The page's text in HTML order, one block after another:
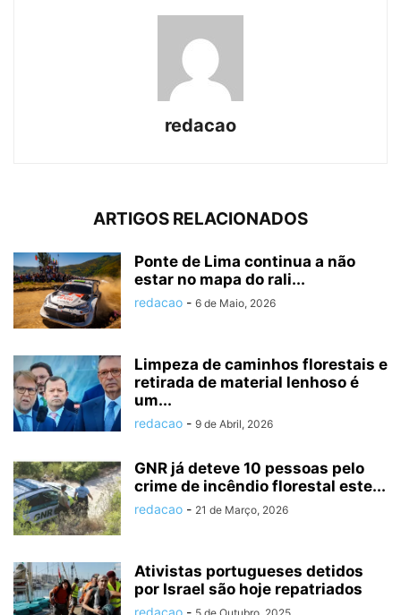
redacao
ARTIGOS RELACIONADOS
Ponte de Lima continua a não
estar no mapa do rali...
redacao - 6 de Maio, 2026
Limpeza de caminhos florestais e
retirada de material lenhoso é
um...
redacao - 9 de Abril, 2026
GNR já deteve 10 pessoas pelo
crime de incêndio florestal este...
redacao - 21 de Março, 2026
Ativistas portugueses detidos
por Israel são hoje repatriados
redacao -